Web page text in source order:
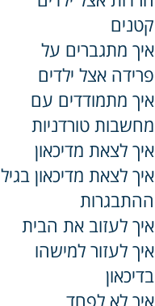
קטנים
איך מתגברים על
פרידה אצל ילדים
איך מתמודדים עם
מחשבות טורדניות
איך לצאת מדיכאון
איך לצאת מדיכאון בגיל
ההתבגרות
איך לעזוב את הבית
איך לעזור למישהו
בדיכאון
איך לא לפחד